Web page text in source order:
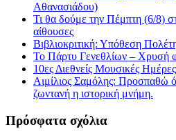
Αθανασιάδου)
Τι θα δούμε την Πέμπτη (6/8)
αίθουσες
Βιβλιοκριτική: Υπόθεση
Το Πάρτυ Γενεθλίων – Χρυσή
10ες Διεθνείς Μουσικές
Αιμίλιος Σαμόλης: Προσπαθώ
ζωντανή η ιστορική μνήμη.
Πρόσφατα σχόλια